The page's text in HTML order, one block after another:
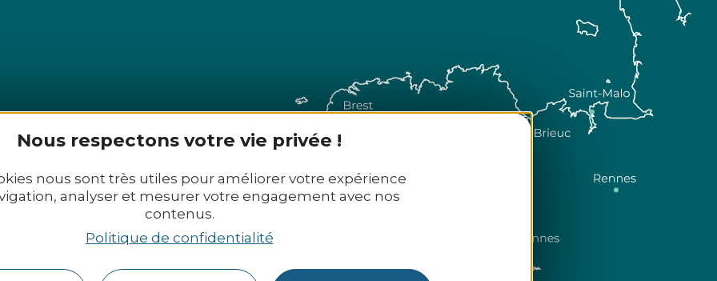
Nous respectons votre vie privée !
nous sont très utiles pour améliorer votre expérience
analyser et mesurer votre engagement avec nos
contenus.
Politique de confidentialité
02 72 - Mail : office@tourismekb.bzh